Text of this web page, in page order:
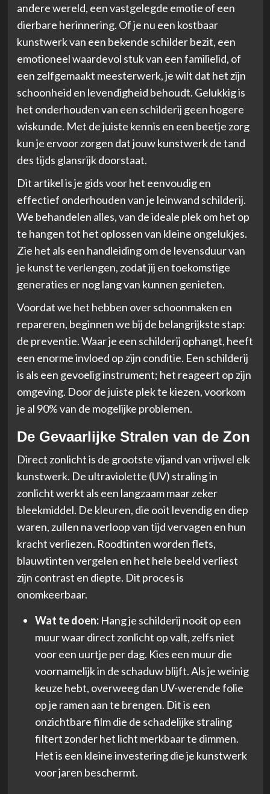
andere wereld, een vastgelegde emotie of een
dierbare herinnering. Of je nu een kostbaar
kunstwerk van een bekende schilder bezit, een
emotioneel waardevol stuk van een familielid, of
een zelfgemaakt meesterwerk, je wilt dat het zijn
schoonheid en levendigheid behoudt. Gelukkig is
het onderhouden van een schilderij geen hogere
wiskunde. Met de juiste kennis en een beetje zorg
kun je ervoor zorgen dat jouw kunstwerk de tand
des tijds glansrijk doorstaat.
Dit artikel is je gids voor het eenvoudig en
effectief onderhouden van je leinwand schilderij.
We behandelen alles, van de ideale plek om het op
te hangen tot het oplossen van kleine ongelukjes.
Zie het als een handleiding om de levensduur van
je kunst te verlengen, zodat jij en toekomstige
generaties er nog lang van kunnen genieten.
Voordat we het hebben over schoonmaken en
repareren, beginnen we bij de belangrijkste stap:
de preventie. Waar je een schilderij ophangt, heeft
een enorme invloed op zijn conditie. Een schilderij
is als een gevoelig instrument; het reageert op zijn
omgeving. Door de juiste plek te kiezen, voorkom
je al 90% van de mogelijke problemen.
De Gevaarlijke Stralen van de Zon
Direct zonlicht is de grootste vijand van vrijwel elk
kunstwerk. De ultraviolette (UV) straling in
zonlicht werkt als een langzaam maar zeker
bleekmiddel. De kleuren, die ooit levendig en diep
waren, zullen na verloop van tijd vervagen en hun
kracht verliezen. Roodtinten worden flets,
blauwtinten vergelen en het hele beeld verliest
zijn contrast en diepte. Dit proces is
onomkeerbaar.
Wat te doen:Hang je schilderij nooit op een
muur waar direct zonlicht op valt, zelfs niet
voor een uurtje per dag. Kies een muur die
voornamelijk in de schaduw blijft. Als je weinig
keuze hebt, overweeg dan UV-werende folie
op je ramen aan te brengen. Dit is een
onzichtbare film die de schadelijke straling
filtert zonder het licht merkbaar te dimmen.
Het is een kleine investering die je kunstwerk
voor jaren beschermt.